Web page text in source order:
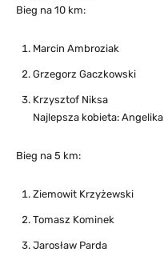
Bieg na 10 km:
Marcin Ambroziak
Grzegorz Gaczkowski
Krzysztof Niksa
Najlepsza kobieta:
Bieg na 5 km:
Ziemowit Krzyżewski
Tomasz Kominek
Jarosław Parda